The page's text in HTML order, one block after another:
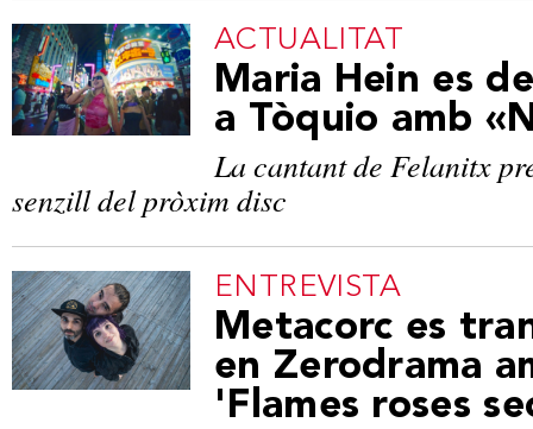
ACTUALITAT
Maria Hein es
a Tòquio amb
La cantant de Felanitx
senzill del pròxim disc
ENTREVISTA
Metacorc es
en Zerodrama
'Flames roses